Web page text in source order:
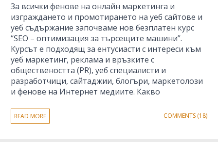
За всички фенове на онлайн маркетинга и
изграждането и промотирането на уеб сайтове и
уеб съдържание започваме нов безплатен курс
“SEO – оптимизация за търсещите машини”.
Курсът е подходящ за ентусиасти с интереси към
уеб маркетинг, реклама и връзките с
обществеността (PR), уеб специалисти и
разработчици, сайтаджии, блогъри, маркетолози
и фенове на Интернет медиите. Какво
READ MORE COMMENTS (18)